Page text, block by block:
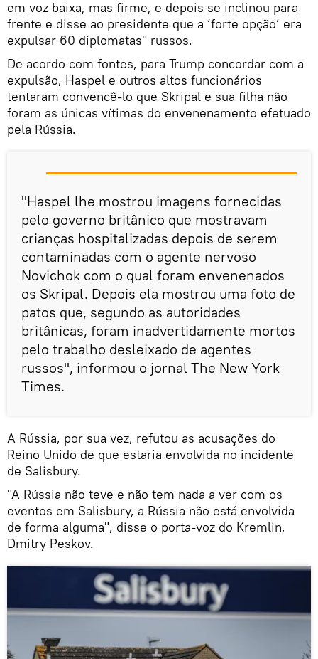
em voz baixa, mas firme, e depois se inclinou para
frente e disse ao presidente que a ‘forte opção’ era
expulsar 60 diplomatas" russos.
De acordo com fontes, para Trump concordar com a
expulsão, Haspel e outros altos funcionários
tentaram convencê-lo que Skripal e sua filha não
foram as únicas vítimas do envenenamento efetuado
pela Rússia.
"Haspel lhe mostrou imagens fornecidas
pelo governo britânico que mostravam
crianças hospitalizadas depois de serem
contaminadas com o agente nervoso
Novichok com o qual foram envenenados
os Skripal. Depois ela mostrou uma foto de
patos que, segundo as autoridades
britânicas, foram inadvertidamente mortos
pelo trabalho desleixado de agentes
russos", informou o jornal The New York
Times.
A Rússia, por sua vez, refutou as acusações do
Reino Unido de que estaria envolvida no incidente
de Salisbury.
"A Rússia não teve e não tem nada a ver com os
eventos em Salisbury, a Rússia não está envolvida
de forma alguma", disse o porta-voz do Kremlin,
Dmitry Peskov.